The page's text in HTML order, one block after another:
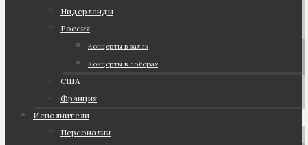
Нидерланды
Россия
Концерты в залах
Концерты в соборах
США
Франция
Исполнители
Персоналии